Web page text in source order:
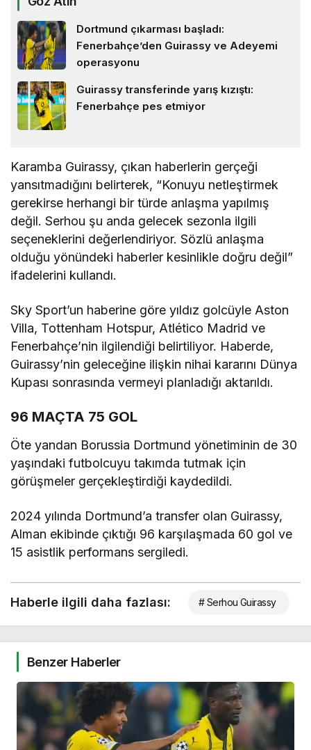
Dortmund çıkarması başladı:
Fenerbahçe’den Guirassy ve Adeyemi
operasyonu
Guirassy transferinde yarış kızıştı:
Fenerbahçe pes etmiyor
Karamba Guirassy, çıkan haberlerin gerçeği
yansıtmadığını belirterek, “Konuyu netleştirmek
gerekirse herhangi bir türde anlaşma yapılmış
değil. Serhou şu anda gelecek sezonla ilgili
seçeneklerini değerlendiriyor. Sözlü anlaşma
olduğu yönündeki haberler kesinlikle doğru değil”
ifadelerini kullandı.
Sky Sport’un haberine göre yıldız golcüyle Aston
Villa, Tottenham Hotspur, Atlético Madrid ve
Fenerbahçe’nin ilgilendiği belirtiliyor. Haberde,
Guirassy’nin geleceğine ilişkin nihai kararını Dünya
Kupası sonrasında vermeyi planladığı aktarıldı.
96 MAÇTA 75 GOL
Öte yandan Borussia Dortmund yönetiminin de 30
yaşındaki futbolcuyu takımda tutmak için
görüşmeler gerçekleştirdiği kaydedildi.
2024 yılında Dortmund’a transfer olan Guirassy,
Alman ekibinde çıktığı 96 karşılaşmada 60 gol ve
15 asistlik performans sergiledi.
Haberle ilgili daha fazlası: # Serhou Guirassy
Benzer Haberler